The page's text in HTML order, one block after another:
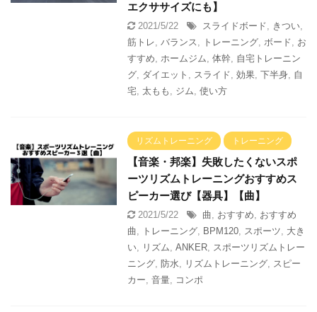
エクササイズにも】
2021/5/22 スライドボード, きつい,
筋トレ, バランス, トレーニング, ボード, お
すすめ, ホームジム, 体幹, 自宅トレーニン
グ, ダイエット , スライド, 効果, 下半身, 自
宅, 太もも , ジム, 使い方
リズムトレーニング トレーニング
【音楽・邦楽】失敗したくないスポ
ーツリズムトレーニングおすすめス
ピーカー選び【器具】【曲】
2021/5/22 曲, おすすめ, おすすめ
曲, トレーニング, BPM120, スポーツ, 大き
い, リズム, ANKER, スポーツリズムトレー
ニング, 防水, リズムトレーニング, スピー
カー, 音量, コンポ